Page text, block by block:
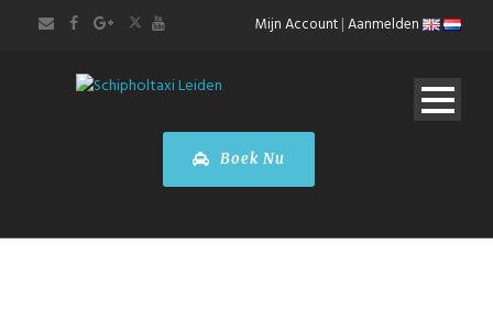
Mijn Account|Aanmelden
Boek Nu